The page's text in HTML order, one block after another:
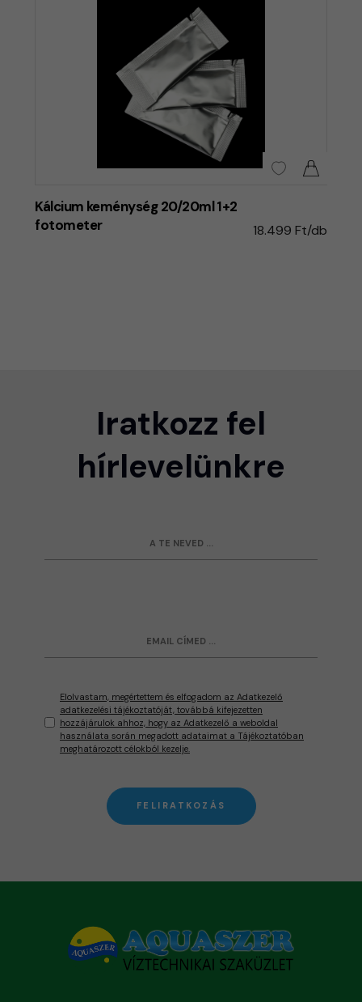
Kálcium keménység 20/20ml 1+2
fotometer
18.499 Ft/db
Iratkozz fel
hírlevelünkre
Elolvastam, megértettem és elfogadom az Adatkezelő
adatkezelési tájékoztatóját, továbbá kifejezetten
hozzájárulok ahhoz, hogy az Adatkezelő a weboldal
használata során megadott adataimat a Tájékoztatóban
meghatározott célokból kezelje.
FELIRATKOZÁS